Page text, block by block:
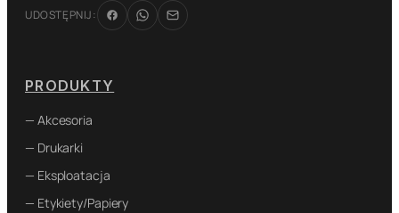
UDOSTĘPNIJ:
PRODUKTY
— Akcesoria
— Drukarki
— Eksploatacja
— Etykiety/Papiery